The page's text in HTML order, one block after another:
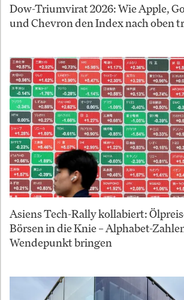
Dow-Triumvirat 2026: Wie Apple,
und Chevron den Index nach oben
Asiens Tech-Rally kollabiert:
Börsen in die Knie – Alphabet-
Wendepunkt bringen